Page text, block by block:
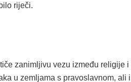
riječi.
zanimljivu vezu između religije i
u zemljama s pravoslavnom, ali i